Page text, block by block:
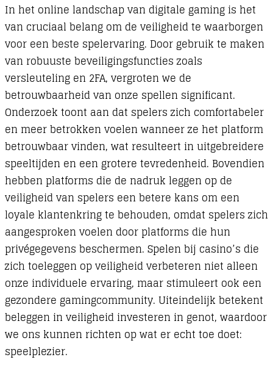
In het online landschap van digitale gaming is het
van cruciaal belang om de veiligheid te waarborgen
voor een beste spelervaring. Door gebruik te maken
van robuuste beveiligingsfuncties zoals
versleuteling en 2FA, vergroten we de
betrouwbaarheid van onze spellen significant.
Onderzoek toont aan dat spelers zich comfortabeler
en meer betrokken voelen wanneer ze het platform
betrouwbaar vinden, wat resulteert in uitgebreidere
speeltijden en een grotere tevredenheid. Bovendien
hebben platforms die de nadruk leggen op de
veiligheid van spelers een betere kans om een
loyale klantenkring te behouden, omdat spelers zich
aangesproken voelen door platforms die hun
privégegevens beschermen. Spelen bij casino’s die
zich toeleggen op veiligheid verbeteren niet alleen
onze individuele ervaring, maar stimuleert ook een
gezondere gamingcommunity. Uiteindelijk betekent
beleggen in veiligheid investeren in genot, waardoor
we ons kunnen richten op wat er echt toe doet:
speelplezier.